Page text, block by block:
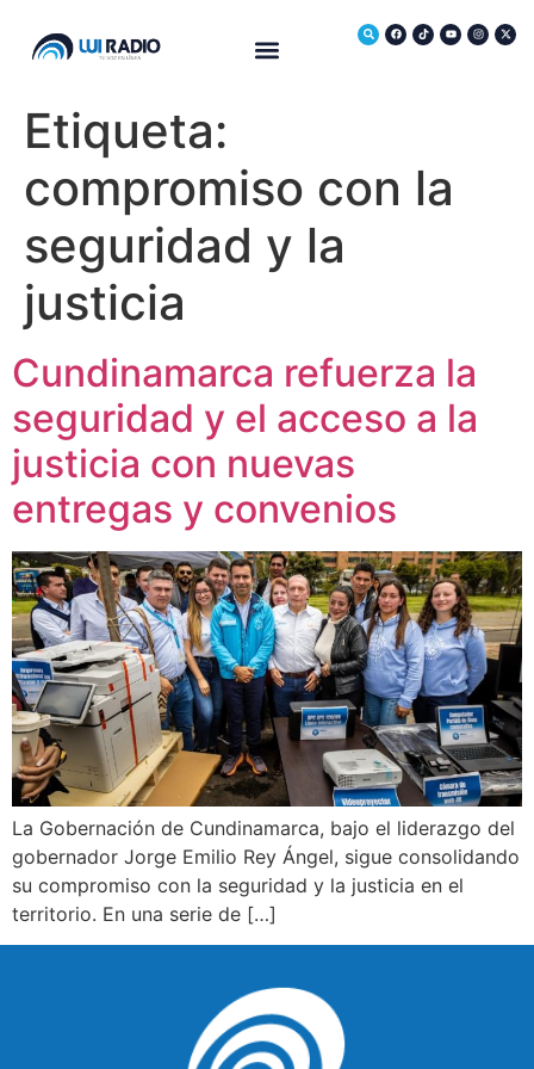
Etiqueta:
compromiso con la
seguridad y la
justicia
Cundinamarca refuerza la
seguridad y el acceso a la
justicia con nuevas
entregas y convenios
La Gobernación de Cundinamarca, bajo el liderazgo del
gobernador Jorge Emilio Rey Ángel, sigue consolidando
su compromiso con la seguridad y la justicia en el
territorio. En una serie de […]